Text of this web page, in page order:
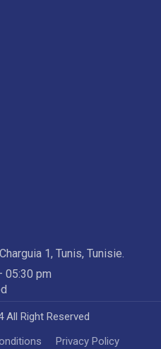
1, Tunis, Tunisie.
05:30 pm
All Right Reserved
Privacy Policy